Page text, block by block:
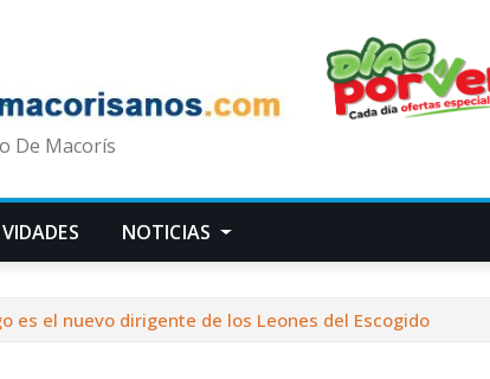
De Macorís
NOTICIAS
es el nuevo dirigente de los Leones del Escogido